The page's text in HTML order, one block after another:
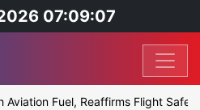
07:09:07
Fuel, Reaffirms Flight Safety